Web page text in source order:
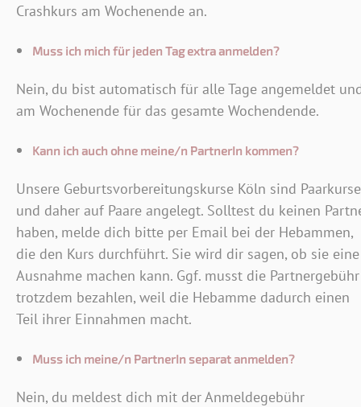
Crashkurs am Wochenende an.
Muss ich mich für jeden Tag extra anmelden?
Nein, du bist automatisch für alle Tage angemeldet
am Wochenende für das gesamte Wochendende.
Kann ich auch ohne meine/n PartnerIn kommen?
Unsere Geburtsvorbereitungskurse Köln sind Paarkurse
und daher auf Paare angelegt. Solltest du keinen
haben, melde dich bitte per Email bei der Hebammen,
die den Kurs durchführt. Sie wird dir sagen, ob sie eine
Ausnahme machen kann. Ggf. musst die Partnergebühr
trotzdem bezahlen, weil die Hebamme dadurch einen
Teil ihrer Einnahmen macht.
Muss ich meine/n PartnerIn separat anmelden?
Nein, du meldest dich mit der Anmeldegebühr